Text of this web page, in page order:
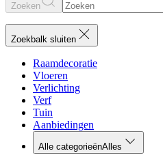
Zoeken
Zoekbalk sluiten
Raamdecoratie
Vloeren
Verlichting
Verf
Tuin
Aanbiedingen
Alle categorieënAlles